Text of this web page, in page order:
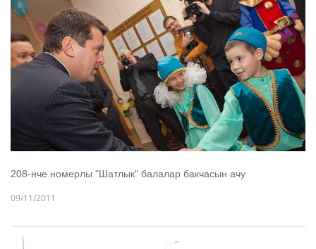
208-нче номерлы "Шатлык" балалар бакчасын ачу
09/11/2011